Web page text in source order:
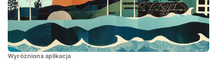
Wyróżniona aplikacja